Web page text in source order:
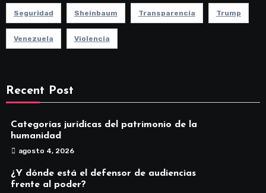
Seguridad Sheinbaum Transparencia Trump
Venezuela Violencia
Recent Post
Categorías jurídicas del patrimonio de la
humanidad
agosto 4, 2026
¿Y dónde está el defensor de audiencias
frente al poder?